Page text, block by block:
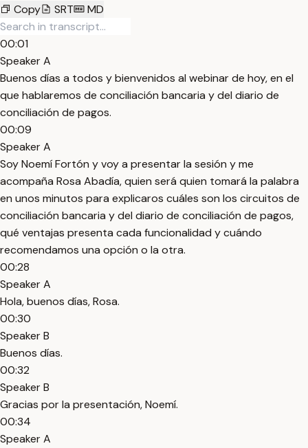
Copy
SRT MD
00:01
Speaker A
Buenos días a todos y bienvenidos al webinar de hoy, en el
que hablaremos de conciliación bancaria y del diario de
conciliación de pagos.
00:09
Speaker A
Soy Noemí Fortón y voy a presentar la sesión y me
acompaña Rosa Abadía, quien será quien tomará la palabra
en unos minutos para explicaros cuáles son los circuitos de
conciliación bancaria y del diario de conciliación de pagos,
qué ventajas presenta cada funcionalidad y cuándo
recomendamos una opción o la otra.
00:28
Speaker A
Hola, buenos días, Rosa.
00:30
Speaker B
Buenos días.
00:32
Speaker B
Gracias por la presentación, Noemí.
00:34
Speaker A